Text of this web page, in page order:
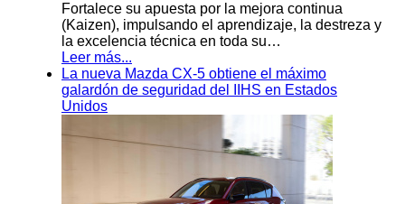
Fortalece su apuesta por la mejora continua
(Kaizen), impulsando el aprendizaje, la destreza y
la excelencia técnica en toda su…
Leer más...
La nueva Mazda CX-5 obtiene el máximo
galardón de seguridad del IIHS en Estados
Unidos